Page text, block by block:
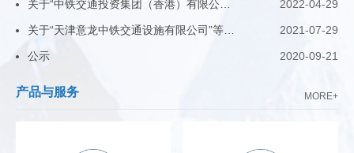
关于“中铁交通投资集团（香港）有限公司（中鐵交通投資集團（香港）有限公司）”与我公司无任何关联关系的声明 2022-04-29
关于“天津意龙中铁交通设施有限公司”等公司与我公司无任何关联关系的声明 2021-07-29
公示 2020-09-21
产品与服务 MORE+